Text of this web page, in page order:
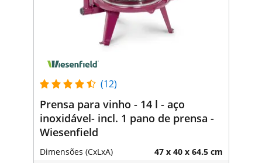
(12)
Prensa para vinho - 14 l - aço
inoxidável- incl. 1 pano de prensa -
Wiesenfield
Dimensões (CxLxA) 47 x 40 x 64.5 cm